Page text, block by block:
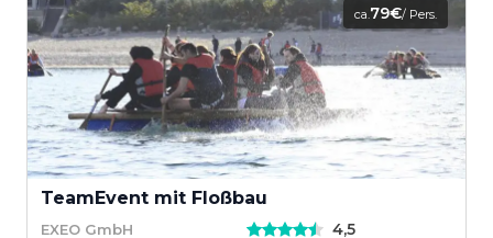
ca.79€/ Pers.
TeamEvent mit Floßbau
EXEO GmbH 4,5